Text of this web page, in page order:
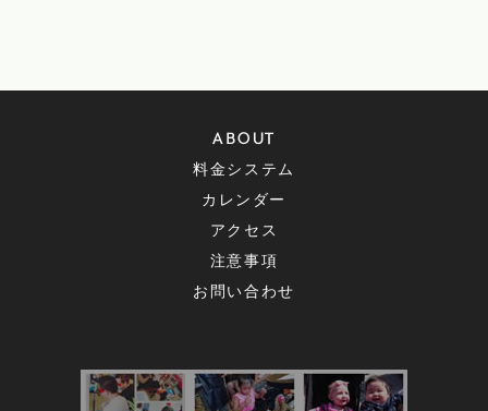
ABOUT
料金システム
カレンダー
アクセス
注意事項
お問い合わせ